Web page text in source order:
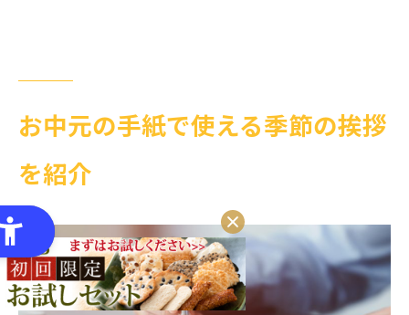
お中元の手紙で使える季節の挨拶
を紹介